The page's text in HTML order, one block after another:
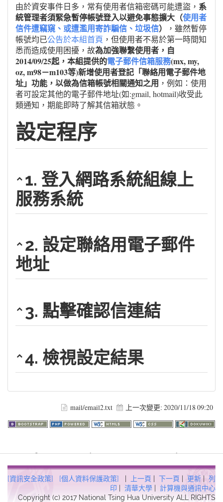
由於資安事件日多，常有使用者信箱密碼可能遭盜， 系
統管理者須緊急暫停帳號登入以避免事態擴大（使用者
信件遭竊窺、或遭濫用寄詐騙信、垃圾信）
，雖然暫停
帳號均已公告於本組首頁 ，但使用者不易於第一時間知
悉而造成使用困擾，故為加強聯繫使用者，自
2014/09/25起，本組提供的電子郵件信箱服務(mx, my,
oz, m98－m103等)新增使用者登記「聯絡用電子郵件地
址」功能，以做為信箱帳號相關通知之用 ，例如：使用
者可設定其他的電子郵件地址(如:gmail, hotmail)收受此
類通知，期能即時了解其信箱狀態。
設定程序
1. 登入網路系統組線上
服務系統
2. 設定聯絡用電子郵件
地址
3. 點擊確認信連結
4. 檢視設定結果
mail/email2.txt 上一次變更: 2020/11/18 09:20
[資訊安全政策] [個人資料保護政策] | 上一頁 | 下一頁 | 更新 | 列
印 | 清華大學 | 計算機與通訊中心
Copyright (c) 2017 National Tsing Hua University ALL RIGHTS
Warning: file_get_contents(http://www.geoplugin.net/php.gp?
ip=216.73.216.193): failed to open stream: HTTP request failed!
HTTP/1.1 403 Forbidden in
/usr/local/dokuwiki2017/lib/plugins/quickstats/action.phpon line